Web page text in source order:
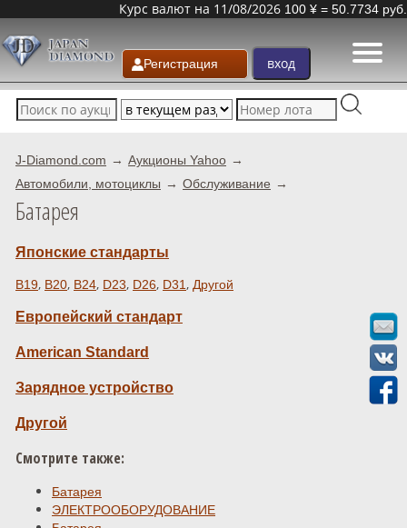
Курс валют на 11/08/2026 100 ¥ = 50.7734 руб.
Регистрация
J-Diamond.com
Аукционы Yahoo
Автомобили, мотоциклы
Обслуживание
Батарея
Японские стандарты
B19, B20, B24, D23, D26, D31, Другой
Европейский стандарт
American Standard
Зарядное устройство
Другой
Смотрите также:
Батарея
ЭЛЕКТРООБОРУДОВАНИЕ